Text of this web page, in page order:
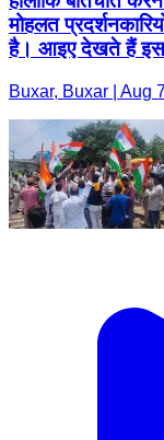
मोहलत
है। आइए देखते हैं इससे
Buxar, Buxar | Aug